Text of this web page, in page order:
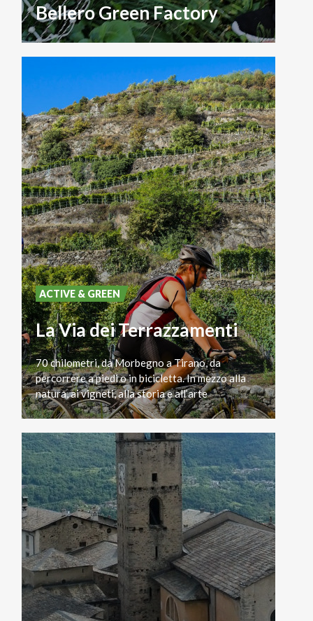
Bellero Green Factory
La Via dei Terrazzamenti
70 chilometri, da Morbegno a Tirano, da
percorrere a piedi o in bicicletta. In mezzo alla
natura, ai vigneti, alla storia e all’arte
ACTIVE & GREEN